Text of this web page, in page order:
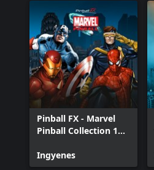
Pinball FX - Marvel
Pinball Collection 1
Ingyenes